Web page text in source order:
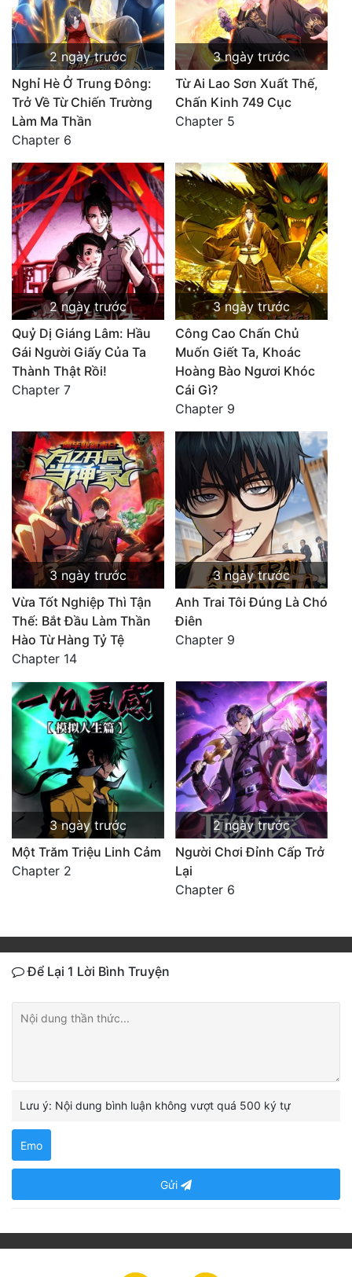
2 ngày trước
Nghỉ Hè Ở Trung Đông:
Trở Về Từ Chiến Trường
Làm Ma Thần
Chapter 6
3 ngày trước
Từ Ai Lao Sơn Xuất Thế,
Chấn Kinh 749 Cục
Chapter 5
2 ngày trước
Quỷ Dị Giáng Lâm: Hầu
Gái Người Giấy Của Ta
Thành Thật Rồi!
Chapter 7
3 ngày trước
Công Cao Chấn Chủ
Muốn Giết Ta, Khoác
Hoàng Bào Ngươi Khóc
Cái Gì?
Chapter 9
3 ngày trước
Vừa Tốt Nghiệp Thì Tận
Thế: Bắt Đầu Làm Thần
Hào Từ Hàng Tỷ Tệ
Chapter 14
3 ngày trước
Anh Trai Tôi Đúng Là Chó
Điên
Chapter 9
3 ngày trước
Một Trăm Triệu Linh Cảm
Chapter 2
2 ngày trước
Người Chơi Đỉnh Cấp Trở
Lại
Chapter 6
Để Lại 1 Lời Bình Truyện
Lưu ý: Nội dung bình luận không vượt quá 500 ký tự
Emo
Gửi